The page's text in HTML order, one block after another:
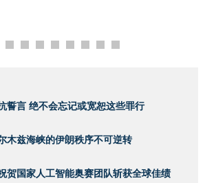
誓言 绝不会忘记或宽恕这些罪行
木兹海峡的伊朗秩序不可逆转
贺国家人工智能奥赛团队斩获全球佳绩